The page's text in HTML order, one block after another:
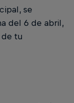
se
del 6 de abril,
tu